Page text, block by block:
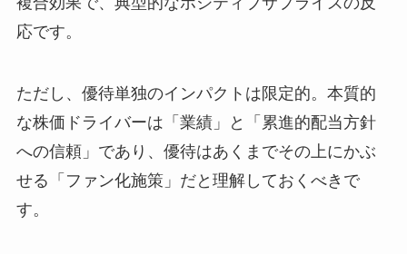
応です。
ただし、優待単独のインパクトは限定的。本質的
な株価ドライバーは「業績」と「累進的配当方針
への信頼」であり、優待はあくまでその上にかぶ
せる「ファン化施策」だと理解しておくべきで
す。